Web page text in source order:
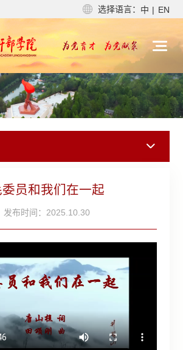
选择语言： 中 | EN
委员和我们在一起
发布时间：2025.10.30